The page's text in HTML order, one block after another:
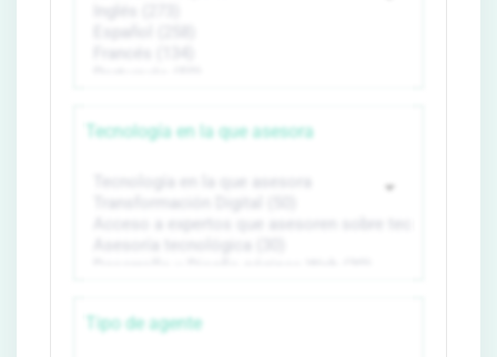
Tecnología en la que asesora
Tipo de agente